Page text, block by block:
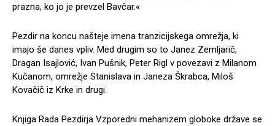
prazna, ko jo je prevzel Bavčar.«
Pezdir na koncu našteje imena tranzicijskega omrežja, ki
imajo še danes vpliv. Med drugim so to Janez Zemljarič,
Dragan Isajlović, Ivan Pušnik, Peter Rigl v povezavi z Milanom
Kučanom, omrežje Stanislava in Janeza Škrabca, Miloš
Kovačič iz Krke in drugi.
Knjiga Rada Pezdirja Vzporedni mehanizem globoke države se